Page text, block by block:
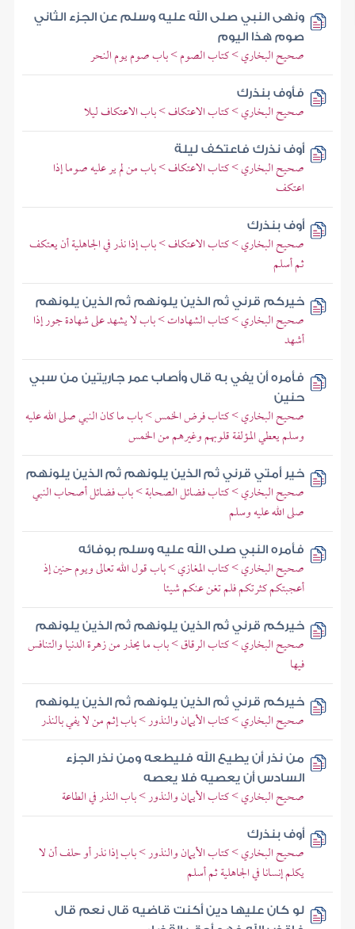
ونهى النبي صلى الله عليه وسلم عن الجزء الثاني
صوم هذا اليوم
صحيح البخاري > كتاب الصوم > باب صوم يوم النحر
فأوف بنذرك
صحيح البخاري > كتاب الاعتكاف > باب الاعتكاف ليلا
أوف نذرك فاعتكف ليلة
صحيح البخاري > كتاب الاعتكاف > باب من لم ير عليه صوما إذا
اعتكف
أوف بنذرك
صحيح البخاري > كتاب الاعتكاف > باب إذا نذر في الجاهلية أن يعتكف
ثم أسلم
خيركم قرني ثم الذين يلونهم ثم الذين يلونهم
صحيح البخاري > كتاب الشهادات > باب لا يشهد على شهادة جور إذا
أشهد
فأمره أن يفي به قال وأصاب عمر جاريتين من سبي
حنين
صحيح البخاري > كتاب فرض الخمس > باب ما كان النبي صلى الله عليه
وسلم يعطي المؤلفة قلوبهم وغيرهم من الخمس
خير أمتي قرني ثم الذين يلونهم ثم الذين يلونهم
صحيح البخاري > كتاب فضائل الصحابة > باب فضائل أصحاب النبي
صلى الله عليه وسلم
فأمره النبي صلى الله عليه وسلم بوفائه
صحيح البخاري > كتاب المغازي > باب قول الله تعالى ويوم حنين إذ
أعجبتكم كثرتكم فلم تغن عنكم شيئا
خيركم قرني ثم الذين يلونهم ثم الذين يلونهم
صحيح البخاري > كتاب الرقاق > باب ما يحذر من زهرة الدنيا والتنافس
فيها
خيركم قرني ثم الذين يلونهم ثم الذين يلونهم
صحيح البخاري > كتاب الأيمان والنذور > باب إثم من لا يفي بالنذر
من نذر أن يطيع الله فليطعه ومن نذر الجزء
السادس أن يعصيه فلا يعصه
صحيح البخاري > كتاب الأيمان والنذور > باب النذر في الطاعة
أوف بنذرك
صحيح البخاري > كتاب الأيمان والنذور > باب إذا نذر أو حلف أن لا
يكلم إنسانا في الجاهلية ثم أسلم
لو كان عليها دين أكنت قاضيه قال نعم قال